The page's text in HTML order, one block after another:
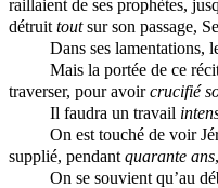
raillaient de ses prophètes,
détruit toutsur son passage,
Dans ses lamentations,
Mais la portée de ce
traverser, pour avoircrucifié
Il faudra un travail
On est touché de voir
supplié, pendant quarante ans
On se souvient qu’au